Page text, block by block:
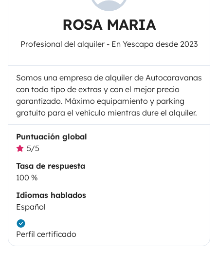
ROSA MARIA
Profesional del alquiler - En Yescapa desde 2023
Somos una empresa de alquiler de Autocaravanas
con todo tipo de extras y con el mejor precio
garantizado. Máximo equipamiento y parking
gratuito para el vehículo mientras dure el alquiler.
Puntuación global
5/5
Tasa de respuesta
100 %
Idiomas hablados
Español
Perfil certificado